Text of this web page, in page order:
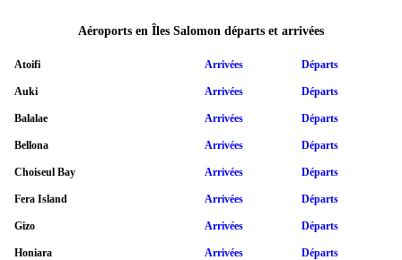
Aéroports en Îles Salomon départs et arrivées
Atoifi Arrivées Départs
Auki Arrivées Départs
Balalae Arrivées Départs
Bellona Arrivées Départs
Choiseul Bay Arrivées Départs
Fera Island Arrivées Départs
Gizo Arrivées Départs
Honiara Arrivées Départs